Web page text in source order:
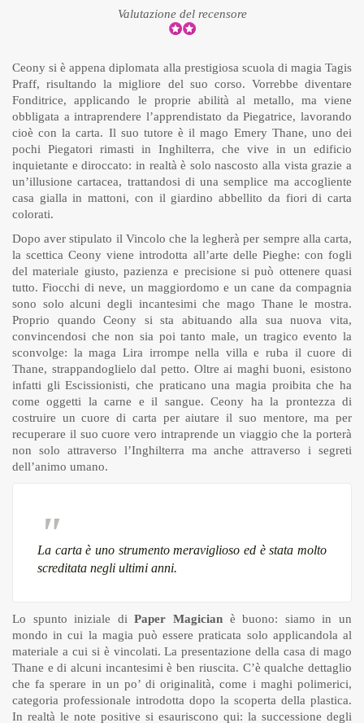
Valutazione del recensore
Ceony si è appena diplomata alla prestigiosa scuola di magia Tagis
Praff, risultando la migliore del suo corso. Vorrebbe diventare
Fonditrice, applicando le proprie abilità al metallo, ma viene
obbligata a intraprendere l’apprendistato da Piegatrice, lavorando
cioè con la carta. Il suo tutore è il mago Emery Thane, uno dei
pochi Piegatori rimasti in Inghilterra, che vive in un edificio
inquietante e diroccato: in realtà è solo nascosto alla vista grazie a
un’illusione cartacea, trattandosi di una semplice ma accogliente
casa gialla in mattoni, con il giardino abbellito da fiori di carta
colorati.
Dopo aver stipulato il Vincolo che la legherà per sempre alla carta,
la scettica Ceony viene introdotta all’arte delle Pieghe: con fogli
del materiale giusto, pazienza e precisione si può ottenere quasi
tutto. Fiocchi di neve, un maggiordomo e un cane da compagnia
sono solo alcuni degli incantesimi che mago Thane le mostra.
Proprio quando Ceony si sta abituando alla sua nuova vita,
convincendosi che non sia poi tanto male, un tragico evento la
sconvolge: la maga Lira irrompe nella villa e ruba il cuore di
Thane, strappandoglielo dal petto. Oltre ai maghi buoni, esistono
infatti gli Escissionisti, che praticano una magia proibita che ha
come oggetti la carne e il sangue. Ceony ha la prontezza di
costruire un cuore di carta per aiutare il suo mentore, ma per
recuperare il suo cuore vero intraprende un viaggio che la porterà
non solo attraverso l’Inghilterra ma anche attraverso i segreti
dell’animo umano.
La carta è uno strumento meraviglioso ed è stata molto
screditata negli ultimi anni.
Lo spunto iniziale diPaper Magician è buono: siamo in un
mondo in cui la magia può essere praticata solo applicandola al
materiale a cui si è vincolati. La presentazione della casa di mago
Thane e di alcuni incantesimi è ben riuscita. C’è qualche dettaglio
che fa sperare in un po’ di originalità, come i maghi polimerici,
categoria professionale introdotta dopo la scoperta della plastica.
In realtà le note positive si esauriscono qui: la successione degli